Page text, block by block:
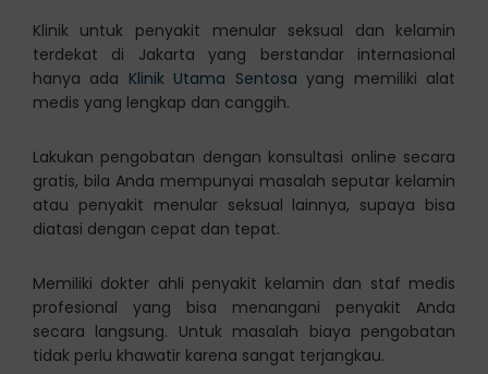
Klinik untuk penyakit menular seksual dan kelamin
terdekat di Jakarta yang berstandar internasional
hanya ada Klinik Utama Sentosa yang memiliki alat
medis yang lengkap dan canggih.
Lakukan pengobatan dengan konsultasi online secara
gratis, bila Anda mempunyai masalah seputar kelamin
atau penyakit menular seksual lainnya, supaya bisa
diatasi dengan cepat dan tepat.
Memiliki dokter ahli penyakit kelamin dan staf medis
profesional yang bisa menangani penyakit Anda
secara langsung. Untuk masalah biaya pengobatan
tidak perlu khawatir karena sangat terjangkau.